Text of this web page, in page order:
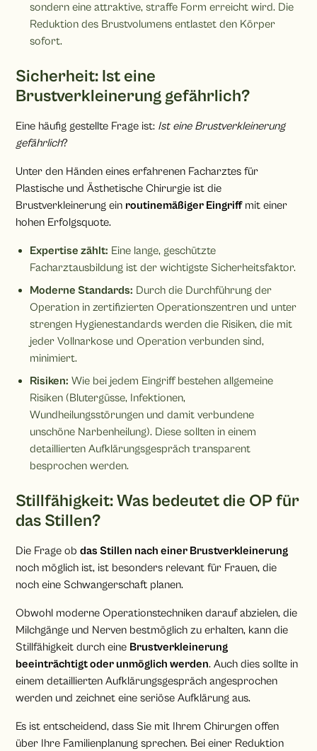
sondern eine attraktive, straffe Form erreicht wird. Die
Reduktion des Brustvolumens entlastet den Körper
sofort.
Sicherheit: Ist eine
Brustverkleinerung gefährlich?
Eine häufig gestellte Frage ist: Ist eine Brustverkleinerung
gefährlich?
Unter den Händen eines erfahrenen Facharztes für
Plastische und Ästhetische Chirurgie ist die
Brustverkleinerung ein routinemäßiger Eingriffmit einer
hohen Erfolgsquote.
Expertise zählt: Eine lange, geschützte
Facharztausbildung ist der wichtigste Sicherheitsfaktor.
Moderne Standards: Durch die Durchführung der
Operation in zertifizierten Operationszentren und unter
strengen Hygienestandards werden die Risiken, die mit
jeder Vollnarkose und Operation verbunden sind,
minimiert.
Risiken: Wie bei jedem Eingriff bestehen allgemeine
Risiken (Blutergüsse, Infektionen,
Wundheilungsstörungen und damit verbundene
unschöne Narbenheilung). Diese sollten in einem
detaillierten Aufklärungsgespräch transparent
besprochen werden.
Stillfähigkeit: Was bedeutet die OP für
das Stillen?
Die Frage obdas Stillen nach einer Brustverkleinerung
noch möglich ist, ist besonders relevant für Frauen, die
noch eine Schwangerschaft planen.
Obwohl moderne Operationstechniken darauf abzielen, die
Milchgänge und Nerven bestmöglich zu erhalten, kann die
Stillfähigkeit durch eine Brustverkleinerung
beeinträchtigt oder unmöglich werden. Auch dies sollte in
einem detaillierten Aufklärungsgespräch angesprochen
werden und zeichnet eine seriöse Aufklärung aus.
Es ist entscheidend, dass Sie mit Ihrem Chirurgen offen
über Ihre Familienplanung sprechen. Bei einer Reduktion